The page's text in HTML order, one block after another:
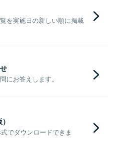
を実施日の新しい順に掲載
にお答えします。
でダウンロードできま